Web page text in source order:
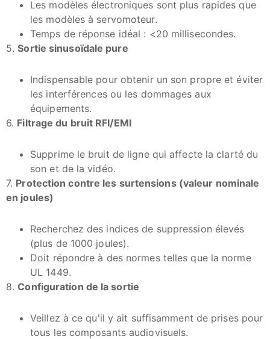
Les modèles électroniques sont plus rapides que
les modèles à servomoteur.
Temps de réponse idéal : <20 millisecondes.
5.Sortie sinusoïdale pure
Indispensable pour obtenir un son propre et éviter
les interférences ou les dommages aux
équipements.
6. Filtrage du bruit RFI/EMI
Supprime le bruit de ligne qui affecte la clarté du
son et de la vidéo.
7. Protection contre les surtensions (valeur nominale
en joules)
Recherchez des indices de suppression élevés
(plus de 1000 joules).
Doit répondre à des normes telles que la norme
UL 1449.
8. Configuration de la sortie
Veillez à ce qu'il y ait suffisamment de prises pour
tous les composants audiovisuels.